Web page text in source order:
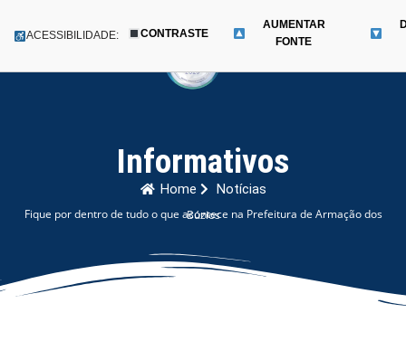
para
Menu
ACESSIBILIDADE: CONTRASTE
AUMENTAR
FONTE
Informativos
Home Notícias
Fique por dentro de tudo o que acontece na Prefeitura de Armação dos Búzios